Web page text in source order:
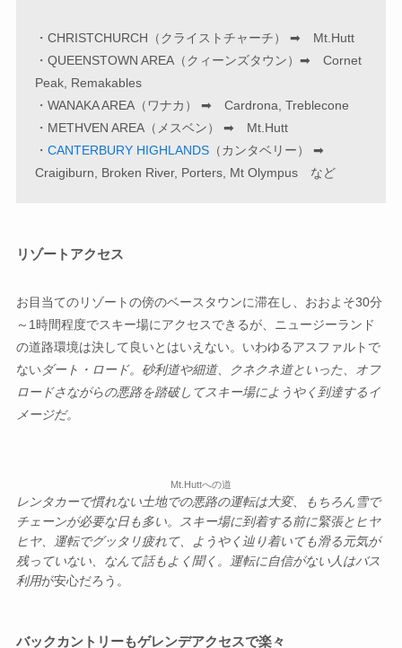
・CHRISTCHURCH（クライストチャーチ） ➡ Mt.Hutt
・QUEENSTOWN AREA（クィーンズタウン）➡ Cornet
Peak, Remakables
・WANAKA AREA（ワナカ） ➡ Cardrona, Treblecone
・METHVEN AREA（メスベン） ➡ Mt.Hutt
・ CANTERBURY HIGHLANDS（カンタベリー） ➡
Craigiburn, Broken River, Porters, Mt Olympus など
リゾートアクセス
お目当てのリゾートの傍のベースタウンに滞在し、おおよそ30分
～1時間程度でスキー場にアクセスできるが、ニュージーランド
の道路環境は決して良いとはいえない。いわゆるアスファルトで
ない ダート・ロード。砂利道や細道、クネクネ道といった、オフ
ロードさながらの悪路を踏破してスキー場にようやく到達するイ
メージだ。
Mt.Huttへの道
レンタカーで慣れない土地での悪路の運転は大変、もちろん雪で
チェーンが必要な日も多い。スキー場に到着する前に緊張とヒヤ
ヒヤ、運転でグッタリ疲れて、ようやく辿り着いても滑る元気が
残っていない、なんて話もよく聞く。運転に自信がない人はバス
利用が安心だろう。
バックカントリーもゲレンデアクセスで楽々